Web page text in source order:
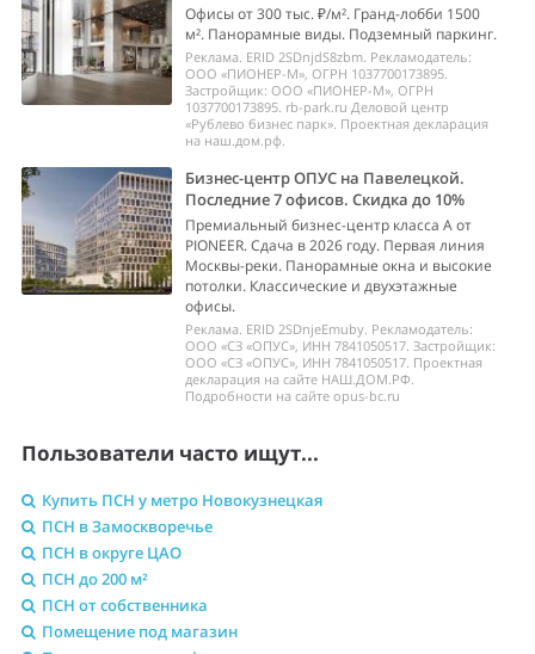
Офисы от 300 тыс. ₽/м². Гранд-лобби 1500
м². Панорамные виды. Подземный паркинг.
Реклама. ERID 2SDnjdS8zbm. Рекламодатель:
ООО «ПИОНЕР-М», ОГРН 1037700173895.
Застройщик: ООО «ПИОНЕР-М», ОГРН
1037700173895. rb-park.ru Деловой центр
«Рублево бизнес парк». Проектная декларация
на наш.дом.рф.
Бизнес-центр ОПУС на Павелецкой.
Последние 7 офисов. Скидка до 10%
Премиальный бизнес-центр класса А от
PIONEER. Сдача в 2026 году. Первая линия
Москвы-реки. Панорамные окна и высокие
потолки. Классические и двухэтажные
офисы.
Реклама. ERID 2SDnjeEmuby. Рекламодатель:
ООО «СЗ «ОПУС», ИНН 7841050517. Застройщик:
ООО «СЗ «ОПУС», ИНН 7841050517. Проектная
декларация на сайте НАШ.ДОМ.РФ.
Подробности на сайте opus-bc.ru
Пользователи часто ищут...
Купить ПСН у метро Новокузнецкая
ПСН в Замоскворечье
ПСН в округе ЦАО
ПСН до 200 м²
ПСН от собственника
Помещение под магазин